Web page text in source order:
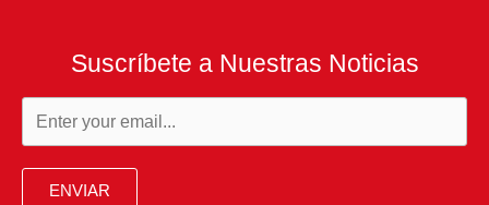
Suscríbete a Nuestras Noticias
ENVIAR